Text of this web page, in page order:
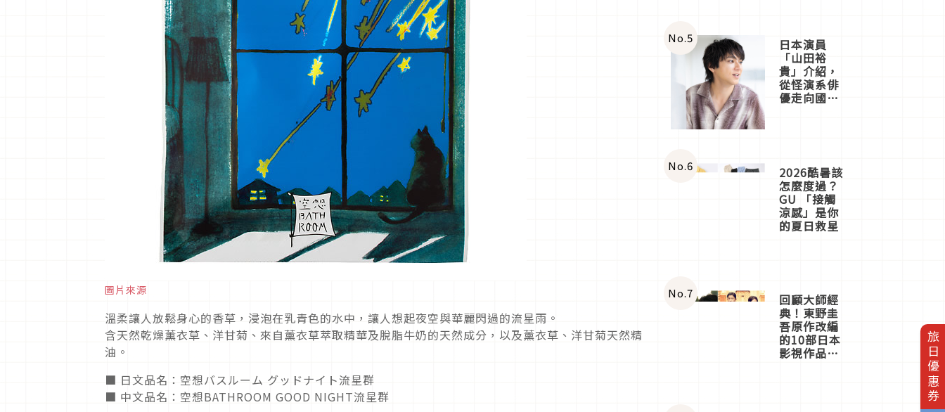
旅日優惠券
圖片來源
溫柔讓人放鬆身心的香草，浸泡在乳青色的水中，讓人想起夜空與華麗閃過的流星雨。
含天然乾燥薰衣草、洋甘菊、來自薰衣草萃取精華及脫脂牛奶的天然成分，以及薰衣草、洋甘菊天然精
油。
■ 日文品名：空想バスルーム グッドナイト流星群
■ 中文品名：空想BATHROOM GOOD NIGHT流星群
No.5 日本演員
「山田裕
貴」介紹，
從怪演系俳
優走向國民
No.6 2026酷暑該
怎麼度過？
GU 「接觸
涼感」是你
的夏日救星
No.7 回顧大師經
典！東野圭
吾原作改編
的10部日本
影視作品推